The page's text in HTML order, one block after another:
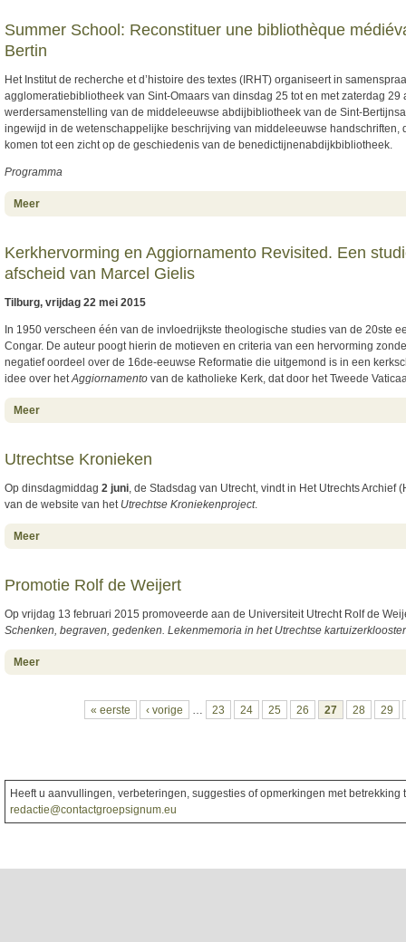
Summer School: Reconstituer une bibliothèque
Bertin
Het Institut de recherche et d’histoire des textes (IRHT) organiseert in
agglomeratiebibliotheek van Sint-Omaars van dinsdag 25 tot en met zaterdag
werdersamenstelling van de middeleeuwse abdijbibliotheek van de Sint-
ingewijd in de wetenschappelijke beschrijving van middeleeuwse
komen tot een zicht op de geschiedenis van de benedictijnenabdijkbibliotheek.
Programma
Meer
aujourd’hui : l’exemple de Saint-Bertin
Kerkhervorming en Aggiornamento Revisited. Een
afscheid van Marcel Gielis
Tilburg, vrijdag 22 mei 2015
In 1950 verscheen één van de invloedrijkste theologische studies van de 20ste
Congar. De auteur poogt hierin de motieven en criteria van een hervorming
negatief oordeel over de 16de-eeuwse Reformatie die uitgemond is in een
idee over het Aggiornamento van de katholieke Kerk, dat door het Tweede
Meer
ter gelegenheid van het afscheid van Marcel Gielis
Utrechtse Kronieken
Op dinsdagmiddag 2 juni , de Stadsdag van Utrecht, vindt in Het Utrechts
van de website van het Utrechtse Kroniekenproject.
Meer
Promotie Rolf de Weijert
Op vrijdag 13 februari 2015 promoveerde aan de Universiteit Utrecht Rolf de
Schenken, begraven, gedenken. Lekenmemoria in het Utrechtse
Meer
« eerste ‹ vorige 23 24 25 26 27 28 29
Heeft u aanvullingen, verbeteringen, suggesties of opmerkingen met
redactie@contactgroepsignum.eu